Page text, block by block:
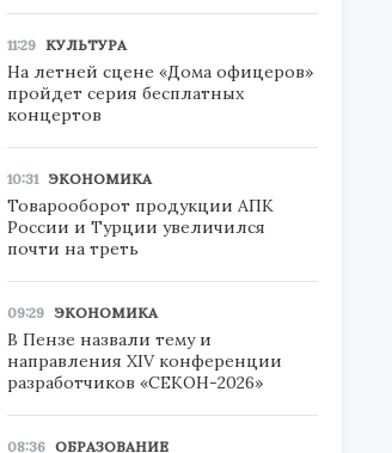
11:29 КУЛЬТУРА
На летней сцене «Дома офицеров»
пройдет серия бесплатных
концертов
10:31 ЭКОНОМИКА
Товарооборот продукции АПК
России и Турции увеличился
почти на треть
09:29 ЭКОНОМИКА
В Пензе назвали тему и
направления XIV конференции
разработчиков «СЕКОН-2026»
08:36 ОБРАЗОВАНИЕ